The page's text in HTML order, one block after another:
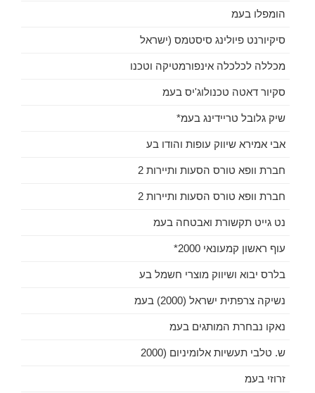
הומפלו בעמ
סיקיורנט פיולינג סיסטמס (ישראל
מכללה לכלכלה אינפורמטיקה וטכנו
סקיור דאטה טכנולוג'יס בעמ
שיק גלובל טריידינג בעמ*
אבי אמירא שיווק עופות והודו בע
חברת וופא טורס הסעות ותיירות 2
חברת וופא טורס הסעות ותיירות 2
נט גייט תקשורת ואבטחה בעמ
עוף ראשון קמעונאי 2000*
בלרס יבוא ושיווק מוצרי חשמל בע
נשיקה צרפתית ישראל (2000) בעמ
נאקו נבחרת המותגים בעמ
ש. טלבי תעשיות אלומיניום (2000
זרוזי בעמ